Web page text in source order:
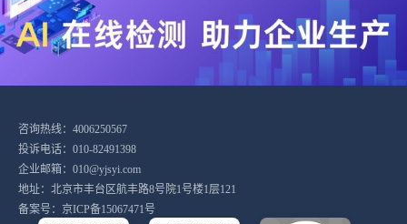
咨询热线：4006250567
投诉电话：010-82491398
企业邮箱：010@yjsyi.com
地址：北京市丰台区航丰路8号院1号楼1层121
备案号： 京ICP备15067471号